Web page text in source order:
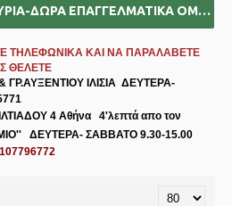
ΠΙΠΙΛΕΣ ΓΙΑ ΜΩΡΑ ΓΟΎΡΙΑ-ΔΏΡΑ ΕΠΑΓΓΕΛΜΑΤΙΚΆ ΟΜΑΔΙΚΆ ΕΠΙΧΕΙΡΗΜΑΤΙΚΆ ΓΙΑ BAZZAR ΣΧΟΛΕΊΑ ΣΥΛΛΌΓΟΥΣ 2025
ΤΗΛΕΦΩΝΙΚΑ ΚΑΙ ΝΑ ΠΑΡΑΛΑΒΕΤΕ
ΘΕΛΕΤΕ
ΓΡ.ΑΥΞΕΝΤΙΟΥ ΙΛΙΣΙΑ ΔΕΥΤΕΡΑ-
4 Αθήνα 4'λεπτά απο τον
ΔΕΥΤΕΡΑ- ΣΑΒΒΑΤΟ 9.30-15.00